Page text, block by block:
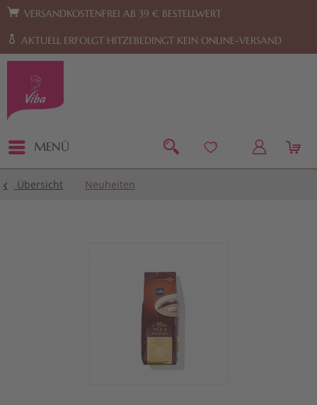
Zur Hauptnavigation springen Zum Footer springen
VERSANDKOSTENFREI AB 39 € BESTELLWERT
AKTUELL ERFOLGT HITZEBEDINGT KEIN ONLINE-VERSAND
MENÜ
Übersicht Neuheiten